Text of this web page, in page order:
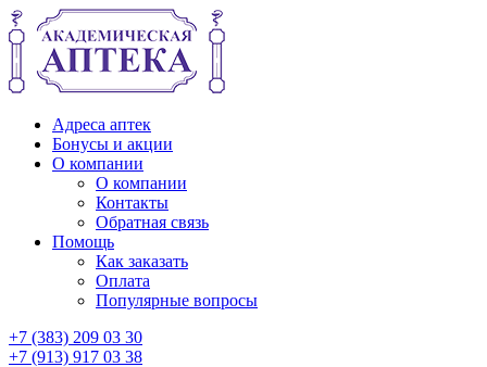
Адреса аптек
Бонусы и акции
О компании
О компании
Контакты
Обратная связь
Помощь
Как заказать
Оплата
Популярные вопросы
+7 (383) 209 03 30
+7 (913) 917 03 38